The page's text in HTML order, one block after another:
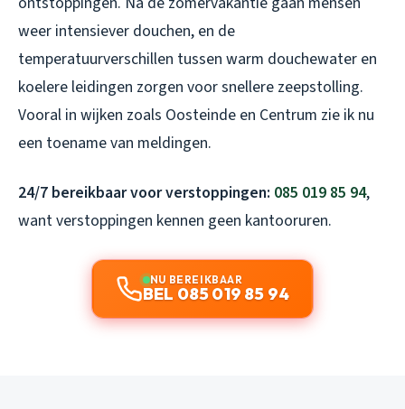
weer intensiever douchen, en de
temperatuurverschillen tussen warm douchewater en
koelere leidingen zorgen voor snellere zeepstolling.
Vooral in wijken zoals Oosteinde en Centrum zie ik nu
een toename van meldingen.
24/7 bereikbaar voor verstoppingen: 085 019 85 94,
want verstoppingen kennen geen kantooruren.
NU BEREIKBAAR
BEL 085 019 85 94